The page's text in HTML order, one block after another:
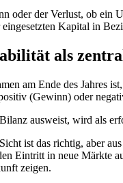
oder der Verlust, ob ein
Kapital in
als
am Ende des Jahres
(Gewinn) oder
ausweist, wird als
ist das richtig, aber
Eintritt in neue Märkte
zeigen.